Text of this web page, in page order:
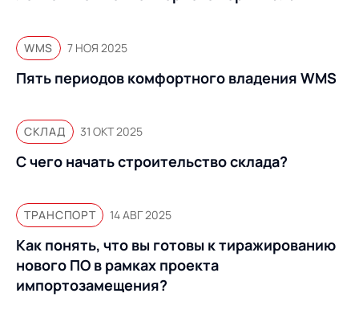
WMS 7 НОЯ 2025
Пять периодов комфортного владения WMS
СКЛАД 31 ОКТ 2025
С чего начать строительство склада?
ТРАНСПОРТ 14 АВГ 2025
Как понять, что вы готовы к тиражированию
нового ПО в рамках проекта
импортозамещения?